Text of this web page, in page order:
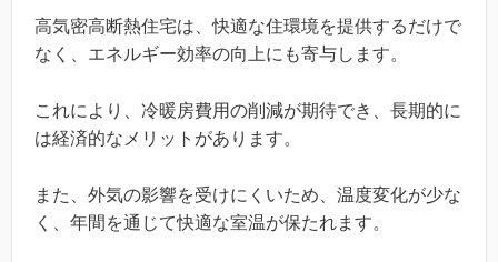
高気密高断熱住宅は、快適な住環境を提供するだけで
なく、エネルギー効率の向上にも寄与します。
これにより、冷暖房費用の削減が期待でき、長期的に
は経済的なメリットがあります。
また、外気の影響を受けにくいため、温度変化が少な
く、年間を通じて快適な室温が保たれます。